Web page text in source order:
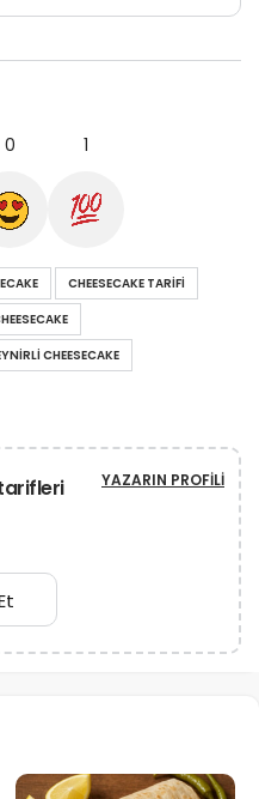
0 1
CHEESECAKE TARIFI
CHEESECAKE
YAZARIN PROFILI